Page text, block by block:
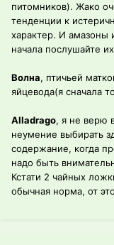
питомников). Жако
тенденции к
характер. И амазоны
начала послушайте
Волна, птичьей
яйцевода(я сначала
Alladrago, я не верю
неумение выбирать
содержание, когда
надо быть
Кстати 2 чайных
обычная норма, от